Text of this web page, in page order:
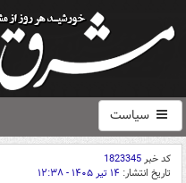
سیاست
کد خبر1823345
تاریخ انتشار: ۱۴ تیر ۱۴۰۵ - ۱۲:۳۸